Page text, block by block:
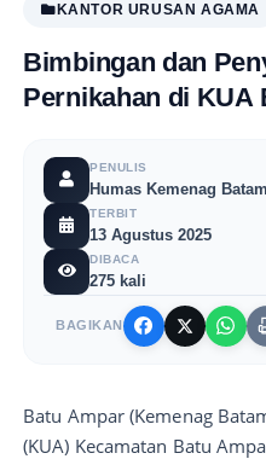
KANTOR URUSAN AGAMA
Bimbingan dan
Pernikahan di KUA
PENULIS
Humas Kemenag Batam
TERBIT
13 Agustus 2025
DIBACA
275 kali
BAGIKAN
Batu Ampar (Kemenag
(KUA) Kecamatan Batu